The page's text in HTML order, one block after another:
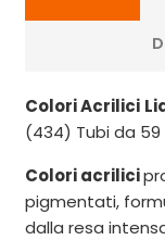
Colori Acrilici
(434) Tubi da 59
Colori acrilici
pigmentati,
dalla resa